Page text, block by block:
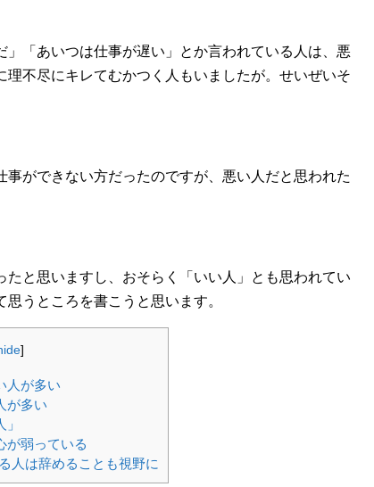
「あいつは仕事が遅い」とか言われている人は、悪
不尽にキレてむかつく人もいましたが。せいぜいそ
ができない方だったのですが、悪い人だと思われた
たと思いますし、おそらく「いい人」とも思われてい
うところを書こうと思います。
]
人が多い
が多い
が弱っている
人は辞めることも視野に